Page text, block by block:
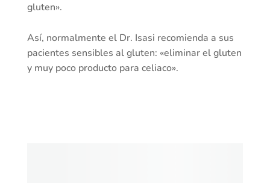
gluten».
Así, normalmente el Dr. Isasi recomienda a sus
pacientes sensibles al gluten: «eliminar el gluten
y muy poco producto para celiaco».